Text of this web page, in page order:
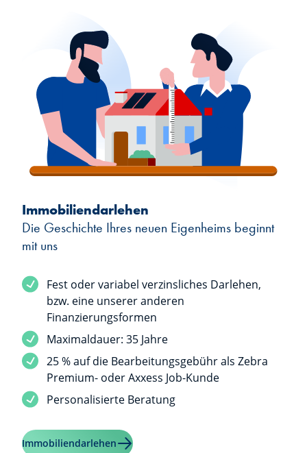
Immobiliendarlehen
Die Geschichte Ihres neuen Eigenheims beginnt
mit uns
Fest oder variabel verzinsliches Darlehen,
bzw. eine unserer anderen
Finanzierungsformen
Maximaldauer: 35 Jahre
25 % auf die Bearbeitungsgebühr als Zebra
Premium- oder Axxess Job-Kunde
Personalisierte Beratung
ImmobiliendarlehenMehr erfahren über